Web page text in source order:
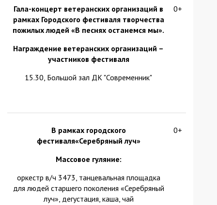
Гала-концерт ветеранских организаций в
рамках Городского фестиваля творчества
пожилых людей «В песнях останемся мы».
Награждение ветеранских организаций –
участников фестиваля
15.30, Большой зал ДК "Современник"
0+
В рамках городского
фестиваля«Серебряный луч»
Массовое гуляние:
оркестр в/ч 3473, танцевальная площадка
для людей старшего поколения «Серебряный
луч», дегустация, каша, чай
0+